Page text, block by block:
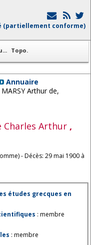
(partiellement conforme)
Topo.
Annuaire
MARSY Arthur de,
Charles Arthur ,
- Décès: 29 mai 1900 à
études grecques en
: membre
: membre